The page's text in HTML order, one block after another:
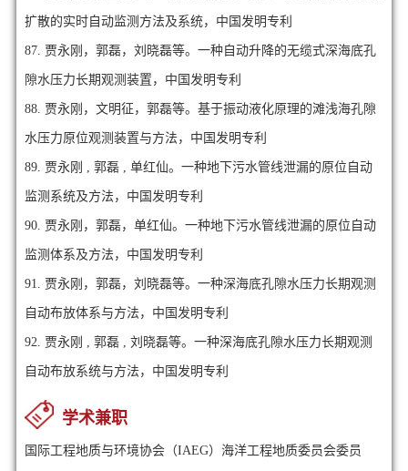
扩散的实时自动监测方法及系统，中国发明专利
87. 贾永刚，郭磊，刘晓磊等。一种自动升降的无缆式深海底孔
隙水压力长期观测装置，中国发明专利
88. 贾永刚，文明征，郭磊等。基于振动液化原理的滩浅海孔隙
水压力原位观测装置与方法，中国发明专利
89. 贾永刚 , 郭磊 , 单红仙。一种地下污水管线泄漏的原位自动
监测系统及方法，中国发明专利
90. 贾永刚，郭磊，单红仙。一种地下污水管线泄漏的原位自动
监测体系及方法，中国发明专利
91. 贾永刚，郭磊，刘晓磊等。一种深海底孔隙水压力长期观测
自动布放体系与方法，中国发明专利
92. 贾永刚 , 郭磊 , 刘晓磊等。一种深海底孔隙水压力长期观测
自动布放系统与方法，中国发明专利
学术兼职
国际工程地质与环境协会（IAEG）海洋工程地质委员会委员